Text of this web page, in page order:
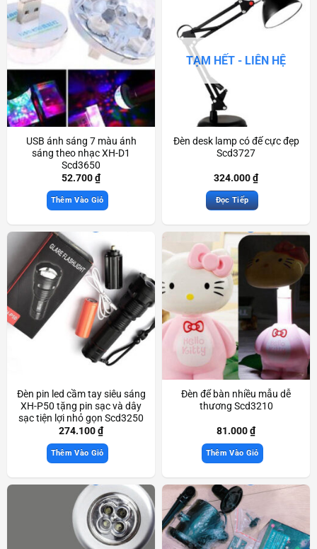
USB ánh sáng 7 màu ánh
sáng theo nhạc XH-D1
Scd3650
52.700₫
Thêm Vào Giỏ
TẠM HẾT - LIÊN HỆ
Đèn desk lamp có đế cực đẹp
Scd3727
324.000₫
Đọc Tiếp
Đèn pin led cầm tay siêu sáng
XH-P50 tặng pin sạc và dây
sạc tiện lợi nhỏ gọn Scd3250
274.100₫
Thêm Vào Giỏ
Đèn để bàn nhiều mẫu dễ
thương Scd3210
81.000₫
Thêm Vào Giỏ